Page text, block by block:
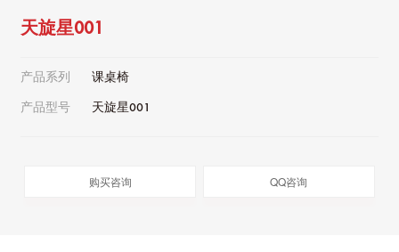
天旋星001
产品系列 课桌椅
产品型号 天旋星001
购买咨询 QQ咨询